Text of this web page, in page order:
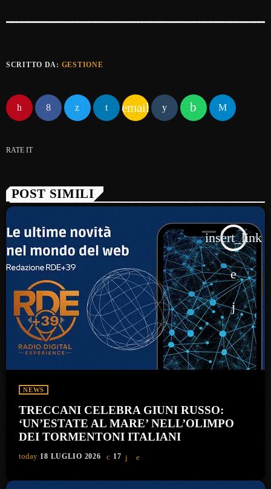
SCRITTO DA: GESTIONE
email
RATE IT
POST SIMILI
insert_link
NEWS
TRECCANI CELEBRA GIUNI RUSSO:
‘UN’ESTATE AL MARE’ NELL’OLIMPO
DEI TORMENTONI ITALIANI
today 18 LUGLIO 2026 17